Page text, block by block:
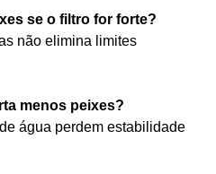
se o filtro for forte?
não elimina limites
menos peixes?
água perdem estabilidade